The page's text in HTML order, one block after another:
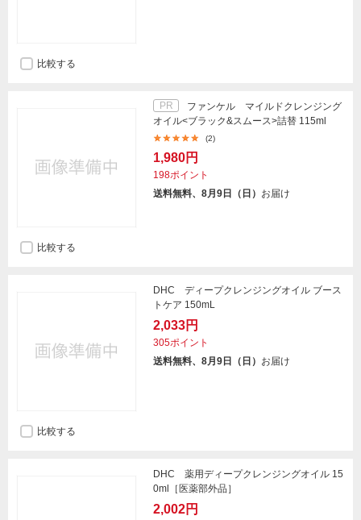
比較する
PR
ファンケル マイルドクレンジング
オイル<ブラック&スムース>詰替 115ml
(2)
1,980円
198ポイント
送料無料、8月9日（日） お届け
比較する
DHC ディープクレンジングオイル ブース
トケア 150mL
2,033円
305ポイント
送料無料、8月9日（日） お届け
比較する
DHC 薬用ディープクレンジングオイル 15
0ml［医薬部外品］
2,002円